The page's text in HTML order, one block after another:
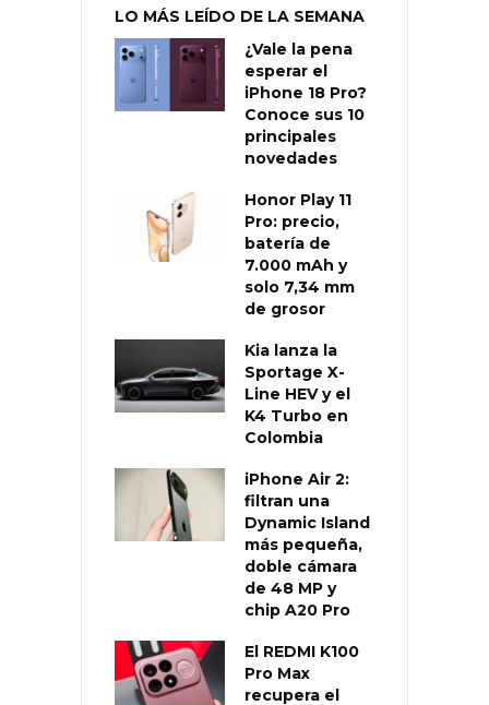
LO MÁS LEÍDO DE LA SEMANA
¿Vale la pena
esperar el
iPhone 18 Pro?
Conoce sus 10
principales
novedades
Honor Play 11
Pro: precio,
batería de
7.000 mAh y
solo 7,34 mm
de grosor
Kia lanza la
Sportage X-
Line HEV y el
K4 Turbo en
Colombia
iPhone Air 2:
filtran una
Dynamic Island
más pequeña,
doble cámara
de 48 MP y
chip A20 Pro
El REDMI K100
Pro Max
recupera el